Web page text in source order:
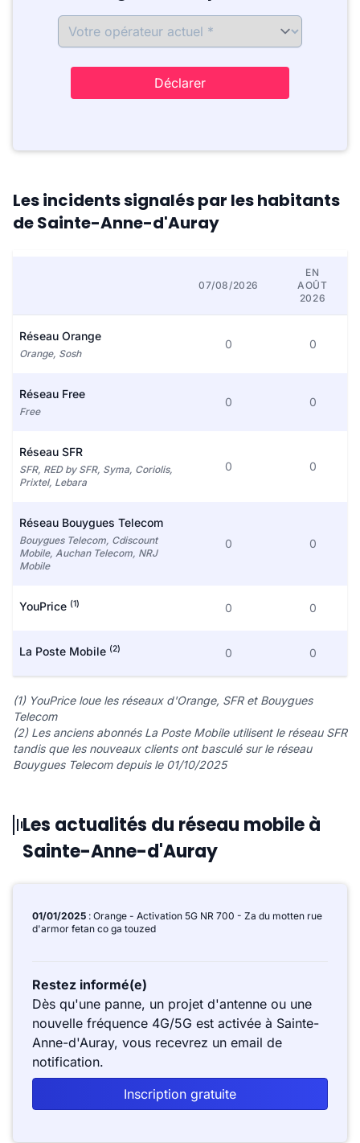
Déclarer
Les incidents signalés par les habitants
de Sainte-Anne-d'Auray
07/08/2026
EN
AOÛT
2026
Réseau Orange
Orange, Sosh
0 0
Réseau Free
Free
0 0
Réseau SFR
SFR, RED by SFR, Syma, Coriolis,
Prixtel, Lebara
0 0
Réseau Bouygues Telecom
Bouygues Telecom, Cdiscount
Mobile, Auchan Telecom, NRJ
Mobile
0 0
YouPrice (1) 0 0
La Poste Mobile (2) 0 0
(1) YouPrice loue les réseaux d'Orange, SFR et Bouygues
Telecom
(2) Les anciens abonnés La Poste Mobile utilisent le réseau SFR
tandis que les nouveaux clients ont basculé sur le réseau
Bouygues Telecom depuis le 01/10/2025
Les actualités du réseau mobile à
Sainte-Anne-d'Auray
01/01/2025 : Orange - Activation 5G NR 700 - Za du motten rue
d'armor fetan co ga touzed
Restez informé(e)
Dès qu'une panne, un projet d'antenne ou une
nouvelle fréquence 4G/5G est activée à Sainte-
Anne-d'Auray, vous recevrez un email de
notification.
Inscription gratuite